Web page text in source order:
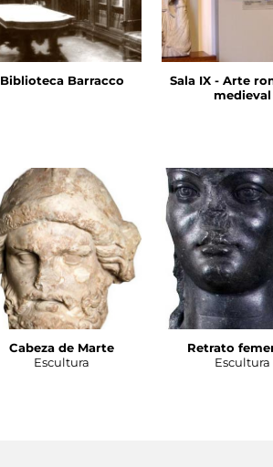
Biblioteca Barracco
Sala IX - Arte
medieval
Cabeza de Marte
Escultura
Retrato
Escultura